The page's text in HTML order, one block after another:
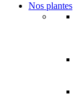
Nos plantes